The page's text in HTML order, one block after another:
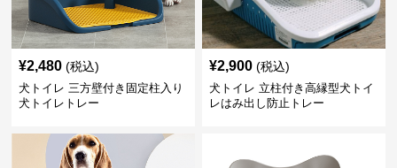
¥2,480 (税込)
犬トイレ 三方壁付き固定柱入り
犬トイレトレー
¥2,900 (税込)
犬トイレ 立柱付き高縁型犬トイ
レはみ出し防止トレー